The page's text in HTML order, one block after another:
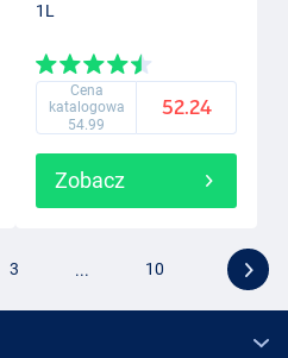
1L
Cena
katalogowa
54.99
52.24
Zobacz
3 ... 10